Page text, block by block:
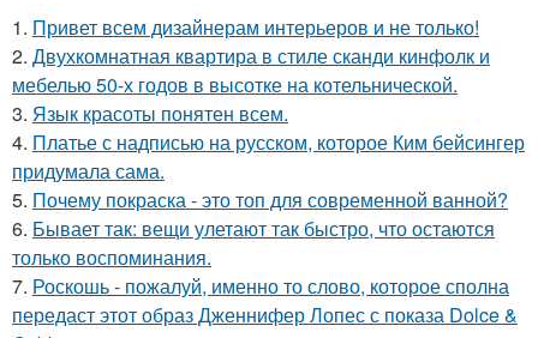
1. Привет всем дизайнерам интерьеров и не только!
2. Двухкомнатная квартира в стиле сканди кинфолк и
мебелью 50-х годов в высотке на котельнической.
3. Язык красоты понятен всем.
4. Платье с надписью на русском, которое Ким бейсингер
придумала сама.
5. Почему покраска - это топ для современной ванной?
6. Бывает так: вещи улетают так быстро, что остаются
только воспоминания.
7. Роскошь - пожалуй, именно то слово, которое сполна
передаст этот образ Дженнифер Лопес с показа Dolce &